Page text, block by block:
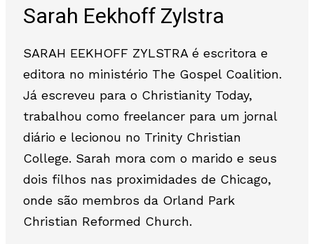
Sarah Eekhoff Zylstra
SARAH EEKHOFF ZYLSTRA é escritora e
editora no ministério The Gospel Coalition.
Já escreveu para o Christianity Today,
trabalhou como freelancer para um jornal
diário e lecionou no Trinity Christian
College. Sarah mora com o marido e seus
dois filhos nas proximidades de Chicago,
onde são membros da Orland Park
Christian Reformed Church.